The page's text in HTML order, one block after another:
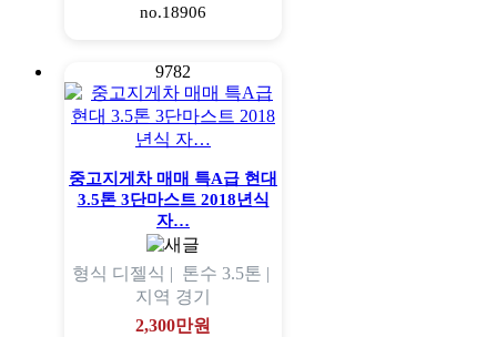
no.18906
9782
중고지게차 매매 특A급 현대
3.5톤 3단마스트 2018년식
자…
형식 디젤식 | 톤수 3.5톤 |
지역 경기
2,300만원